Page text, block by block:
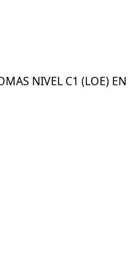
NIVEL C1 (LOE) EN